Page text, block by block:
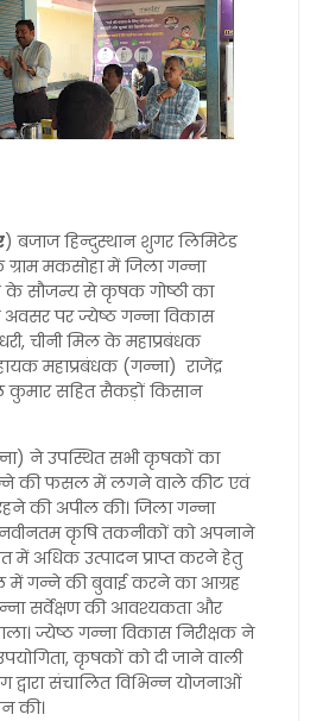
) बजाज हिन्दुस्थान शुगर लिमिटेड
मकसोहा में जिला गन्ना
के सौजन्य से कृषक गोष्ठी का
पर ज्येष्ठ गन्ना विकास
चीनी मिल के महाप्रबंधक
महाप्रबंधक (गन्ना) राजेंद्र
कुमार सहित सैकड़ों किसान
ने उपस्थित सभी कृषकों का
की फसल में लगने वाले कीट एवं
की अपील की। जिला गन्ना
कृषि तकनीकों को अपनाने
में अधिक उत्पादन प्राप्त करने हेतु
में गन्ने की बुवाई करने का आग्रह
सर्वेक्षण की आवश्यकता और
ज्येष्ठ गन्ना विकास निरीक्षक ने
कृषकों को दी जाने वाली
द्वारा संचालित विभिन्न योजनाओं
की।